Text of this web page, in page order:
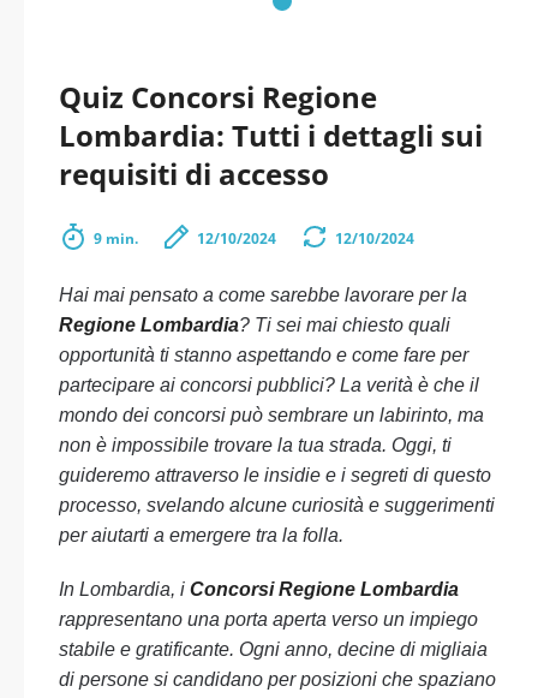
Quiz Concorsi Regione
Lombardia: Tutti i dettagli sui
requisiti di accesso
9 min. 12/10/2024 12/10/2024
Hai mai pensato a come sarebbe lavorare per la
Regione Lombardia? Ti sei mai chiesto quali
opportunità ti stanno aspettando e come fare per
partecipare ai concorsi pubblici? La verità è che il
mondo dei concorsi può sembrare un labirinto, ma
non è impossibile trovare la tua strada. Oggi, ti
guideremo attraverso le insidie e i segreti di questo
processo, svelando alcune curiosità e suggerimenti
per aiutarti a emergere tra la folla.
In Lombardia, i Concorsi Regione Lombardia
rappresentano una porta aperta verso un impiego
stabile e gratificante. Ogni anno, decine di migliaia
di persone si candidano per posizioni che spaziano